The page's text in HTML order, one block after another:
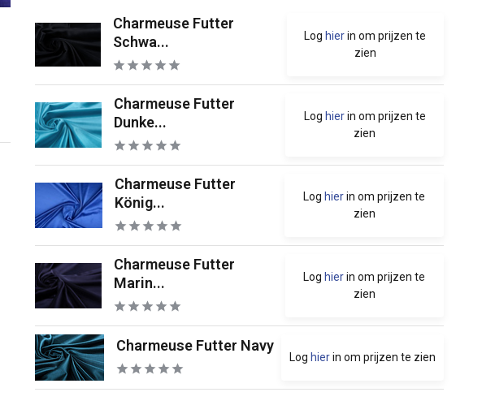
Charmeuse Futter
Schwa...
Log hierin om prijzen te
zien
Charmeuse Futter
Dunke...
Log hierin om prijzen te
zien
Charmeuse Futter
König...
Log hierin om prijzen te
zien
Charmeuse Futter
Marin...
Log hierin om prijzen te
zien
Charmeuse Futter Navy
Log hierin om prijzen te zien